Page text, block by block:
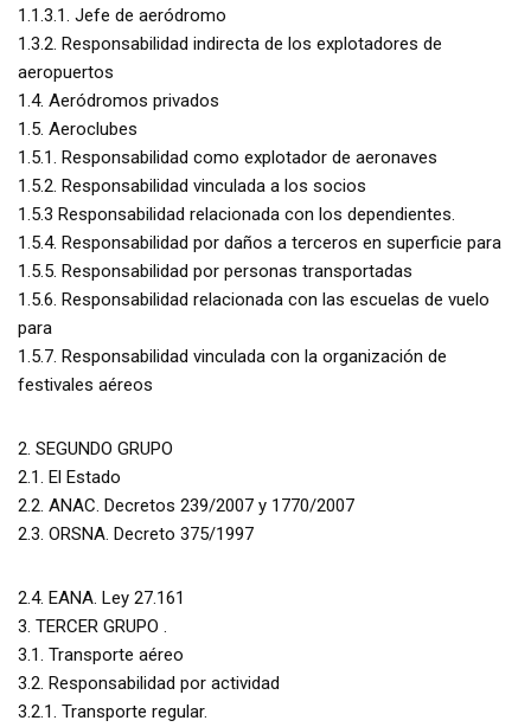
1.1.3.1. Jefe de aeródromo
1.3.2. Responsabilidad indirecta de los explotadores de
aeropuertos
1.4. Aeródromos privados
1.5. Aeroclubes
1.5.1. Responsabilidad como explotador de aeronaves
1.5.2. Responsabilidad vinculada a los socios
1.5.3 Responsabilidad relacionada con los dependientes.
1.5.4. Responsabilidad por daños a terceros en superficie para
1.5.5. Responsabilidad por personas transportadas
1.5.6. Responsabilidad relacionada con las escuelas de vuelo
para
1.5.7. Responsabilidad vinculada con la organización de
festivales aéreos
2. SEGUNDO GRUPO
2.1. El Estado
2.2. ANAC. Decretos 239/2007 y 1770/2007
2.3. ORSNA. Decreto 375/1997
2.4. EANA. Ley 27.161
3. TERCER GRUPO .
3.1. Transporte aéreo
3.2. Responsabilidad por actividad
3.2.1. Transporte regular.